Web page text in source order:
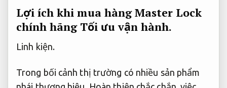
Lợi ích khi mua hàng Master Lock
chính hãng Tối ưu vận hành.
Linh kiện.
Trong bối cảnh thị trường có nhiều sản phẩm